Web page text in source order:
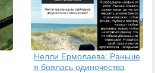
Нелли Ермолаева: Раньше
я боялась одиночества